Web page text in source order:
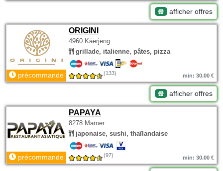
afficher offres
ORIGINI
4960 Käerjeng
grillade, italienne, pâtes, pizza
précommande (133) min: 30.00 €
afficher offres
PAPAYA
8278 Mamer
japonaise, sushi, thaïlandaise
précommande (97) min: 30.00 €